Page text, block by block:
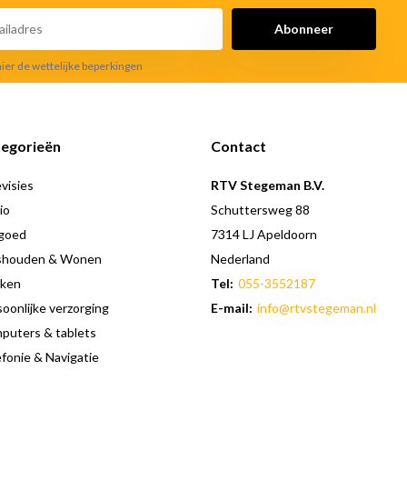
Abonneer
de wettelijke beperkingen
& Wonen
verzorging
& tablets
& Navigatie
Contact
RTV Stegeman B.V.
Schuttersweg 88
7314 LJ Apeldoorn
Nederland
Tel: 055-3552187
E-mail: info@rtvstegeman.nl